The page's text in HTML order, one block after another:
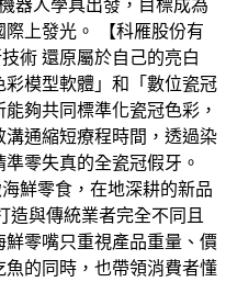
器人學具出發，目標成為
上發光。 【科雁股份有
術 還原屬於自己的亮白
模型軟體」和「數位瓷冠
夠共同標準化瓷冠色彩，
通縮短療程時間，透過染
零失真的全瓷冠假牙。
鮮零食，在地深耕的新品
造與傳統業者完全不同且
零嘴只重視產品重量、價
的同時，也帶領消費者懂